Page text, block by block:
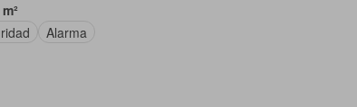
Alarma